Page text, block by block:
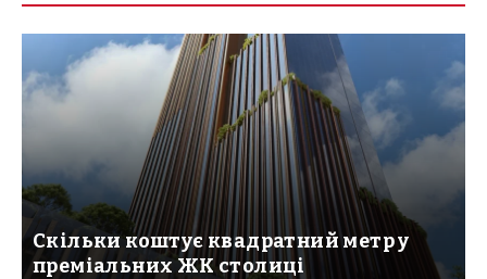
Скільки коштує квадратний метр у
преміальних ЖК столиці